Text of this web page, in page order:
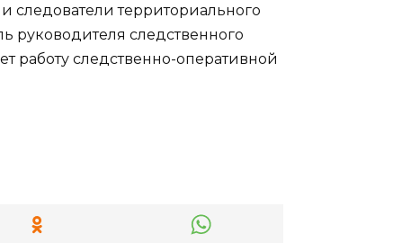
следователи территориального
руководителя следственного
работу следственно-оперативной